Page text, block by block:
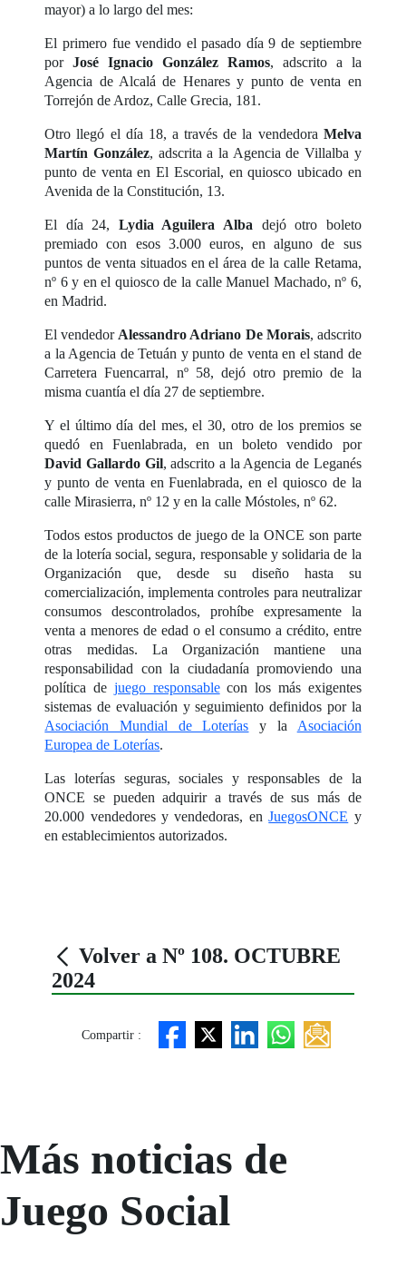
mayor) a lo largo del mes:
El primero fue vendido el pasado día 9 de septiembre
porJosé Ignacio González Ramos, adscrito a la
Agencia de Alcalá de Henares y punto de venta en
Torrejón de Ardoz, Calle Grecia, 181.
Otro llegó el día 18, a través de la vendedora Melva
Martín González, adscrita a la Agencia de Villalba y
punto de venta en El Escorial, en quiosco ubicado en
Avenida de la Constitución, 13.
El día 24, Lydia Aguilera Alba dejó otro boleto
premiado con esos 3.000 euros, en alguno de sus
puntos de venta situados en el área de la calle Retama,
nº 6 y en el quiosco de la calle Manuel Machado, nº 6,
en Madrid.
El vendedor Alessandro Adriano De Morais, adscrito
a la Agencia de Tetuán y punto de venta en el stand de
Carretera Fuencarral, nº 58, dejó otro premio de la
misma cuantía el día 27 de septiembre.
Y el último día del mes, el 30, otro de los premios se
quedó en Fuenlabrada, en un boleto vendido por
David Gallardo Gil, adscrito a la Agencia de Leganés
y punto de venta en Fuenlabrada, en el quiosco de la
calle Mirasierra, nº 12 y en la calle Móstoles, nº 62.
Todos estos productos de juego de la ONCE son parte
de la lotería social, segura, responsable y solidaria de la
Organización que, desde su diseño hasta su
comercialización, implementa controles para neutralizar
consumos descontrolados, prohíbe expresamente la
venta a menores de edad o el consumo a crédito, entre
otras medidas. La Organización mantiene una
responsabilidad con la ciudadanía promoviendo una
política de juego responsablecon los más exigentes
sistemas de evaluación y seguimiento definidos por la
Asociación Mundial de Loterías y la Asociación
Europea de Loterías.
Las loterías seguras, sociales y responsables de la
ONCE se pueden adquirir a través de sus más de
20.000 vendedores y vendedoras, enJuegosONCE y
en establecimientos autorizados.
Volver a Nº 108. OCTUBRE
2024
Compartir :
Más noticias de
Juego Social